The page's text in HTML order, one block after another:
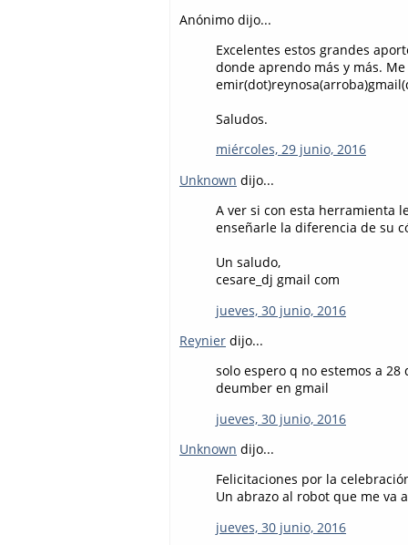
Anónimo dijo...
Excelentes estos grandes
donde aprendo más y más.
Saludos.
miércoles, 29 junio, 2016
Unknown dijo...
A ver si con esta herramienta
enseñarle la diferencia de su
Un saludo,
cesare_dj gmail com
jueves, 30 junio, 2016
Reynier dijo...
solo espero q no estemos a
deumber en gmail
jueves, 30 junio, 2016
Unknown dijo...
Felicitaciones por la
Un abrazo al robot que me va
jueves, 30 junio, 2016